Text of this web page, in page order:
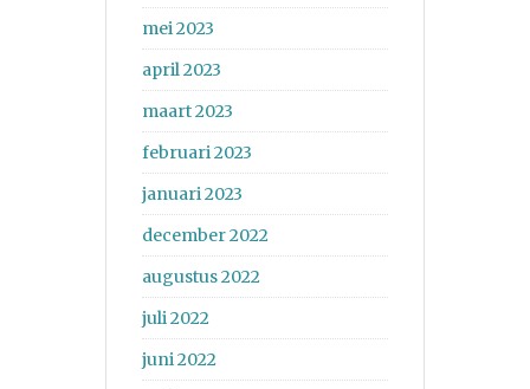
mei 2023
april 2023
maart 2023
februari 2023
januari 2023
december 2022
augustus 2022
juli 2022
juni 2022